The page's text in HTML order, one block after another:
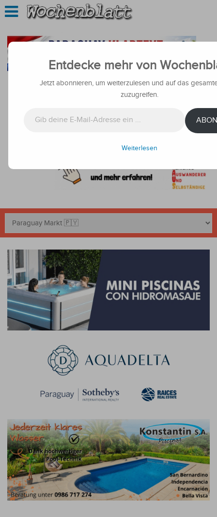
Entdecke mehr von
Jetzt abonnieren, um weiterzulesen und auf das
zuzugreifen.
Weiterlesen